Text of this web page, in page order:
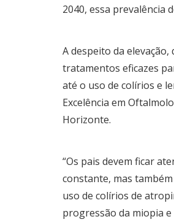
2040, essa prevalência
A despeito da
tratamentos eficazes
até o uso de colírios e
Excelência em
Horizonte.
“Os pais devem ficar
constante, mas
uso de colírios de
progressão da miopia